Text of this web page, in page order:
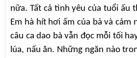
nữa. Tất cả tình yêu của tuổi ấu
Em hà hít hơi ấm của bà và
câu ca dao bà vẫn đọc mỗi tối
lúa, nấu ăn. Những ngăn nào